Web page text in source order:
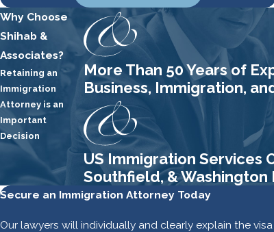
Why Choose
Shihab &
Associates?
Retaining an
Immigration
Attorney is an
Important
Decision
More Than 50 Years of
Business, Immigration,
US Immigration Services
Southfield, & Washington
Secure an Immigration Attorney Today
Our lawyers will individually and clearly explain the